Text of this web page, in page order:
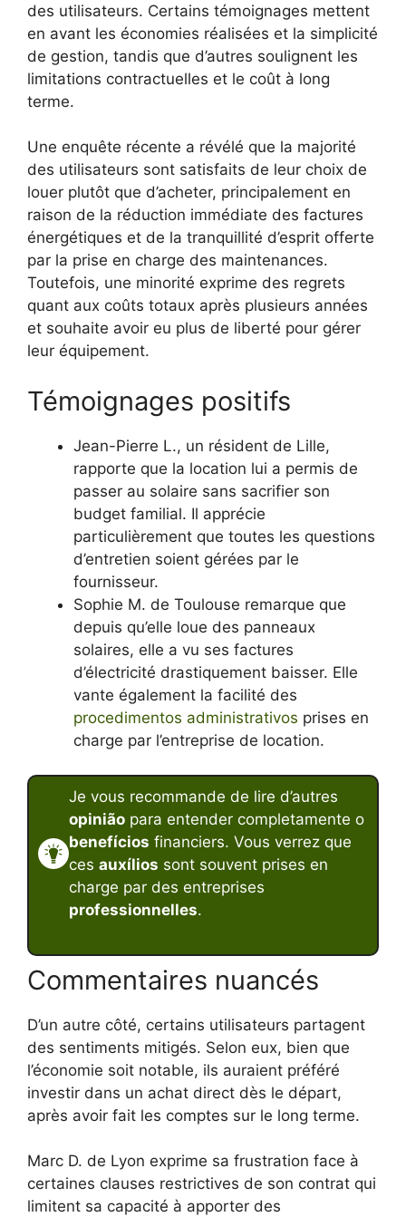
des utilisateurs. Certains témoignages mettent
en avant les économies réalisées et la simplicité
de gestion, tandis que d’autres soulignent les
limitations contractuelles et le coût à long
terme.
Une enquête récente a révélé que la majorité
des utilisateurs sont satisfaits de leur choix de
louer plutôt que d’acheter, principalement en
raison de la réduction immédiate des factures
énergétiques et de la tranquillité d’esprit offerte
par la prise en charge des maintenances.
Toutefois, une minorité exprime des regrets
quant aux coûts totaux après plusieurs années
et souhaite avoir eu plus de liberté pour gérer
leur équipement.
Témoignages positifs
Jean-Pierre L., un résident de Lille,
rapporte que la location lui a permis de
passer au solaire sans sacrifier son
budget familial. Il apprécie
particulièrement que toutes les questions
d’entretien soient gérées par le
fournisseur.
Sophie M. de Toulouse remarque que
depuis qu’elle loue des panneaux
solaires, elle a vu ses factures
d’électricité drastiquement baisser. Elle
vante également la facilité des
procedimentos administrativos prises en
charge par l’entreprise de location.
Je vous recommande de lire d’autres
opinião para entender completamente o
benefícios financiers. Vous verrez que
ces auxílios sont souvent prises en
charge par des entreprises
professionnelles.
Commentaires nuancés
D’un autre côté, certains utilisateurs partagent
des sentiments mitigés. Selon eux, bien que
l’économie soit notable, ils auraient préféré
investir dans un achat direct dès le départ,
après avoir fait les comptes sur le long terme.
Marc D. de Lyon exprime sa frustration face à
certaines clauses restrictives de son contrat qui
limitent sa capacité à apporter des